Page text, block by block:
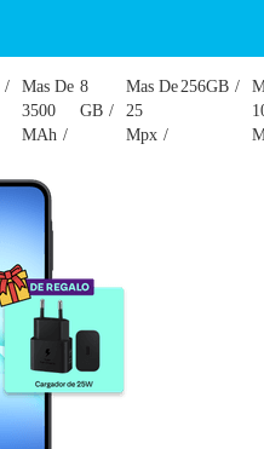
Mas De
3500
MAh
8
GB
Mas De
25
Mpx
256GB